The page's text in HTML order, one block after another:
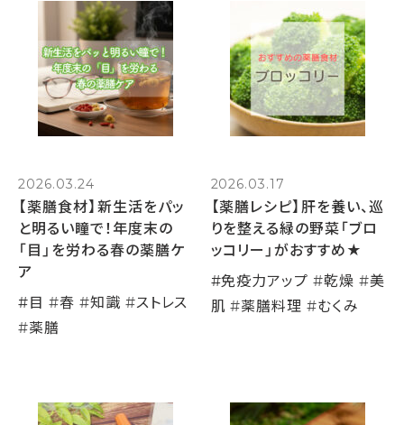
2026.03.24
【薬膳食材】新生活をパッ
と明るい瞳で！年度末の
「目」を労わる春の薬膳ケ
ア
#目 #春 #知識 #ストレス
#薬膳
2026.03.17
【薬膳レシピ】肝を養い、巡
りを整える緑の野菜「ブロ
ッコリー」がおすすめ★
#免疫力アップ #乾燥 #美
肌 #薬膳料理 #むくみ